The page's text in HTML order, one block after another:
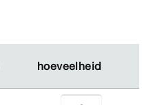
hoeveelheid
hoeveelheid